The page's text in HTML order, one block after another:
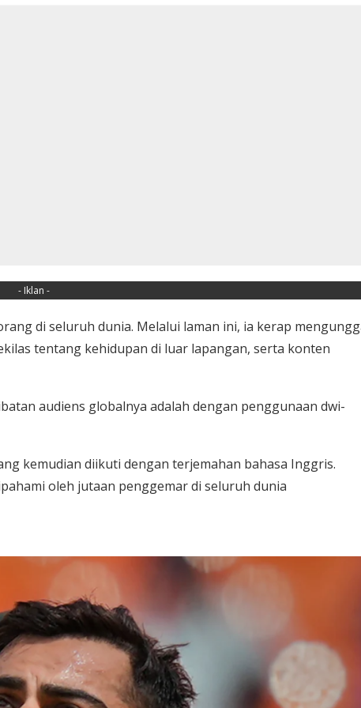
- Iklan -
di seluruh dunia. Melalui laman ini, ia kerap
tentang kehidupan di luar lapangan, serta konten
audiens globalnya adalah dengan penggunaan dwi-
kemudian diikuti dengan terjemahan bahasa Inggris.
oleh jutaan penggemar di seluruh dunia